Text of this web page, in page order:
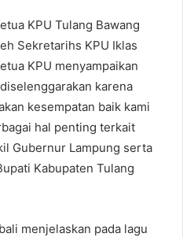
KPU Tulang Bawang
Sekretarihs KPU Iklas
KPU menyampaikan
karena
kesempatan baik kami
hal penting terkait
Gubernur Lampung serta
Kabupaten Tulang
menjelaskan pada lagu